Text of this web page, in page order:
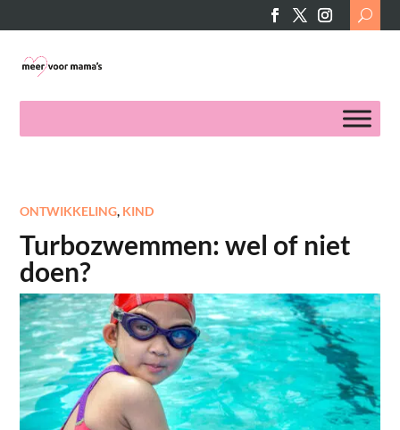
Search
for:
ONTWIKKELING, KIND
Turbozwemmen: wel of niet
doen?